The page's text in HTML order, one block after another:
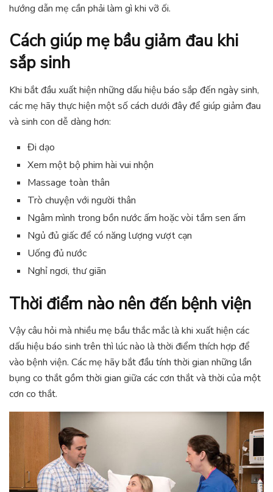
hướng dẫn mẹ cần phải làm gì khi vỡ ối.
Cách giúp mẹ bầu giảm đau khi
sắp sinh
Khi bắt đầu xuất hiện những dấu hiệu báo sắp đến ngày sinh,
các mẹ hãy thực hiện một số cách dưới đây để giúp giảm đau
và sinh con dễ dàng hơn:
Đi dạo
Xem một bộ phim hài vui nhộn
Massage toàn thân
Trò chuyện với người thân
Ngâm mình trong bồn nước ấm hoặc vòi tắm sen ấm
Ngủ đủ giấc để có năng lượng vượt cạn
Uống đủ nước
Nghỉ ngơi, thư giãn
Thời điểm nào nên đến bệnh viện
Vậy câu hỏi mà nhiều mẹ bầu thắc mắc là khi xuất hiện các
dấu hiệu báo sinh trên thì lúc nào là thời điểm thích hợp để
vào bệnh viện. Các mẹ hãy bắt đầu tính thời gian những lần
bụng co thắt gồm thời gian giữa các cơn thắt và thời của một
cơn co thắt.